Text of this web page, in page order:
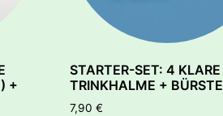
+
STARTER-SET: 4 KLARE
TRINKHALME + BÜRSTE
7,90 €